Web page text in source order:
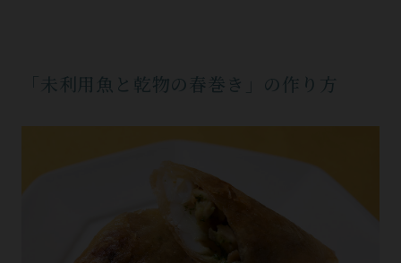
「未利用魚と乾物の春巻き」の作り方